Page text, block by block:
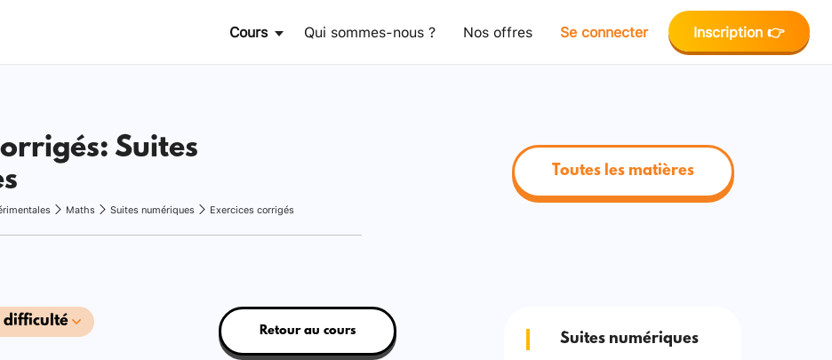
Cours Qui sommes-nous ? Nos offres Se connecter Inscription 👉
Suites
Maths Suites numériques Exercices corrigés
Toutes les matières
difficulté
Retour au cours Suites numériques